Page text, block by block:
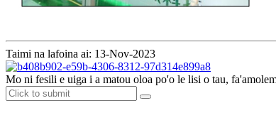
Taimi na lafoina ai: 13-Nov-2023
Mo ni fesili e uiga i a matou oloa po'o le lisi o tau,